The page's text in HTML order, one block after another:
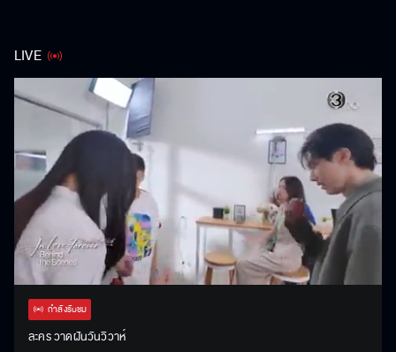
LIVE
UnmuteStream Settings
กำลังรับชม
ละคร วาดฝันวันวิวาห์